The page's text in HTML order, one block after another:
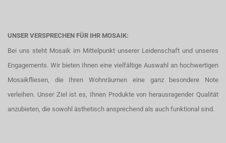
UNSER VERSPRECHEN FÜR IHR MOSAIK:
Bei uns steht Mosaik im Mittelpunkt unserer Leidenschaft und unseres
Engagements. Wir bieten Ihnen eine vielfältige Auswahl an hochwertigen
Mosaikfliesen, die Ihren Wohnräumen eine ganz besondere Note
verleihen. Unser Ziel ist es, Ihnen Produkte von herausragender Qualität
anzubieten, die sowohl ästhetisch ansprechend als auch funktional sind.